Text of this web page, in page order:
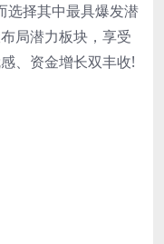
选择其中最具爆发潜
局潜力板块，享受
、资金增长双丰收!